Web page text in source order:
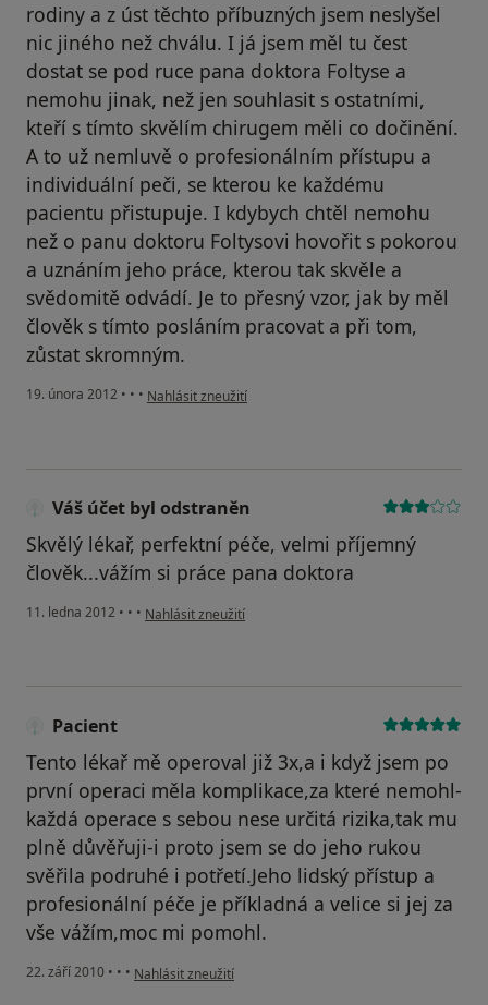
rodiny a z úst těchto příbuzných jsem neslyšel
nic jiného než chválu. I já jsem měl tu čest
dostat se pod ruce pana doktora Foltyse a
nemohu jinak, než jen souhlasit s ostatními,
kteří s tímto skvělím chirugem měli co dočinění.
A to už nemluvě o profesionálním přístupu a
individuální peči, se kterou ke každému
pacientu přistupuje. I kdybych chtěl nemohu
než o panu doktoru Foltysovi hovořit s pokorou
a uznáním jeho práce, kterou tak skvěle a
svědomitě odvádí. Je to přesný vzor, jak by měl
člověk s tímto posláním pracovat a při tom,
zůstat skromným.
19. února 2012 • • • podle názoru uživatele Váš účet byl odstraněn
Nahlásit zneužití
Váš účet byl odstraněn
Skvělý lékař, perfektní péče, velmi příjemný
člověk...vážím si práce pana doktora
11. ledna 2012 • • • podle názoru uživatele Váš účet byl odstraněn
Nahlásit zneužití
Pacient
Tento lékař mě operoval již 3x,a i když jsem po
první operaci měla komplikace,za které nemohl-
každá operace s sebou nese určitá rizika,tak mu
plně důvěřuji-i proto jsem se do jeho rukou
svěřila podruhé i potřetí.Jeho lidský přístup a
profesionální péče je příkladná a velice si jej za
vše vážím,moc mi pomohl.
22. září 2010 • • • podle názoru uživatele Pacient
Nahlásit zneužití